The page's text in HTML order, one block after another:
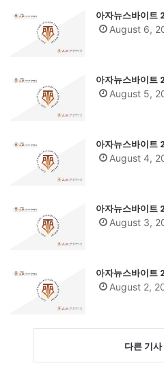
아자뉴스바이
August 6,
아자뉴스바이
August 5,
아자뉴스바이
August 4,
아자뉴스바이
August 3,
아자뉴스바이
August 2,
다른 기사